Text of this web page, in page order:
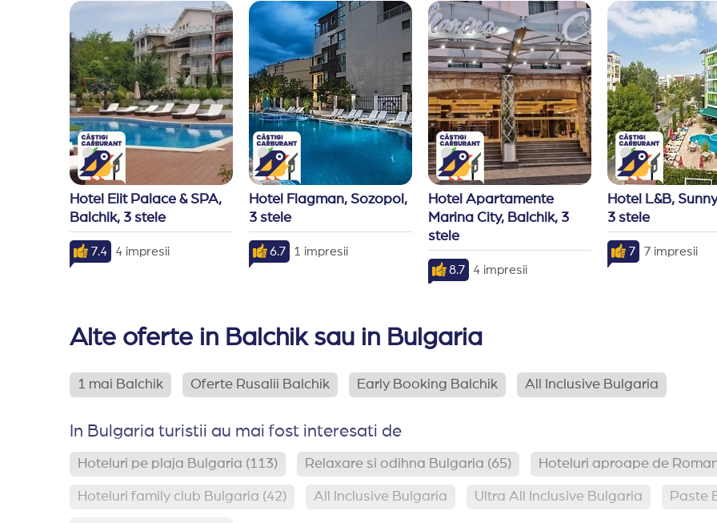
Hotel Elit Palace & SPA,
Balchik, 3 stele
7.4 4 impresii
Hotel Flagman, Sozopol,
3 stele
6.7 1 impresii
Hotel Apartamente
Marina City, Balchik, 3
stele
8.7 4 impresii
Hotel L&B,
3 stele
7 7 impresii
Alte oferte in Balchik sau in Bulgaria
1 mai Balchik Oferte Rusalii Balchik Early Booking Balchik All Inclusive Bulgaria
In Bulgaria turistii au mai fost interesati de
Hoteluri pe plaja Bulgaria (113) Relaxare si odihna Bulgaria (65) Hoteluri aproape de
Hoteluri family club Bulgaria (42) All Inclusive Bulgaria Ultra All Inclusive Bulgaria Paste